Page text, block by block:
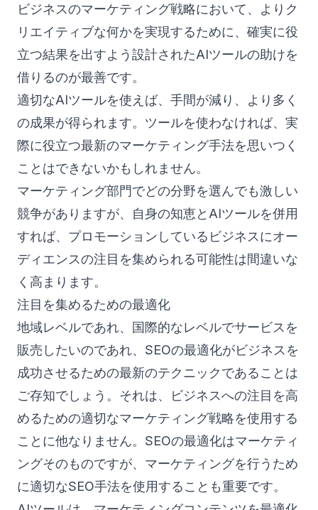
ビジネスのマーケティング戦略において、よりク
リエイティブな何かを実現するために、確実に役
立つ結果を出すよう設計されたAIツールの助けを
借りるのが最善です。
適切なAIツールを使えば、手間が減り、より多く
の成果が得られます。ツールを使わなければ、実
際に役立つ最新のマーケティング手法を思いつく
ことはできないかもしれません。
マーケティング部門でどの分野を選んでも激しい
競争がありますが、自身の知恵とAIツールを併用
すれば、プロモーションしているビジネスにオー
ディエンスの注目を集められる可能性は間違いな
く高まります。
注目を集めるための最適化
地域レベルであれ、国際的なレベルでサービスを
販売したいのであれ、SEOの最適化がビジネスを
成功させるための最新のテクニックであることは
ご存知でしょう。それは、ビジネスへの注目を高
めるための適切なマーケティング戦略を使用する
ことに他なりません。SEOの最適化はマーケティ
ングそのものですが、マーケティングを行うため
に適切なSEO手法を使用することも重要です。